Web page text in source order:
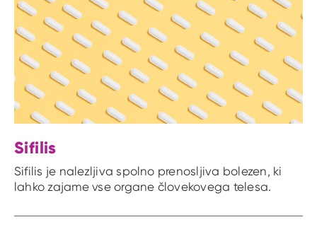
Sifilis
Sifilis je nalezljiva spolno prenosljiva bolezen, ki
lahko zajame vse organe človekovega telesa.